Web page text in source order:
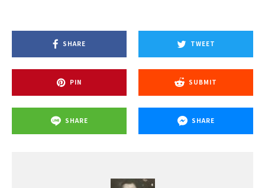
SHARE TWEET
PIN SUBMIT
SHARE SHARE